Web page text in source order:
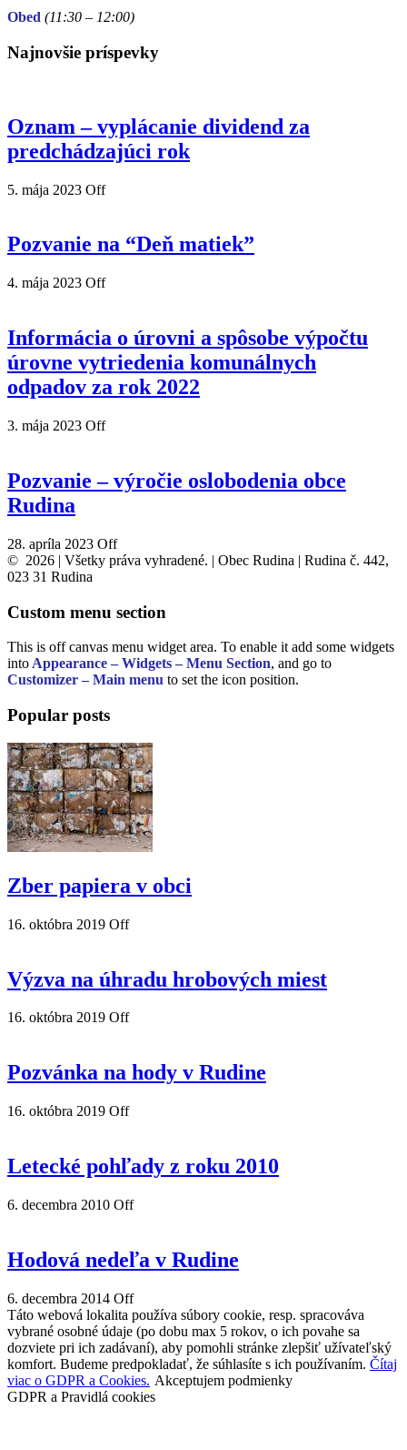
Obed (11:30 – 12:00)
Najnovšie príspevky
Oznam – vyplácanie dividend za
predchádzajúci rok
5. mája 2023 Off
Pozvanie na “Deň matiek”
4. mája 2023 Off
Informácia o úrovni a spôsobe výpočtu
úrovne vytriedenia komunálnych
odpadov za rok 2022
3. mája 2023 Off
Pozvanie – výročie oslobodenia obce
Rudina
28. apríla 2023 Off
© 2026 | Všetky práva vyhradené. | Obec Rudina | Rudina č. 442,
023 31 Rudina
Custom menu section
This is off canvas menu widget area. To enable it add some widgets
into Appearance – Widgets – Menu Section, and go to
Customizer – Main menu to set the icon position.
Popular posts
Zber papiera v obci
16. októbra 2019 Off
Výzva na úhradu hrobových miest
16. októbra 2019 Off
Pozvánka na hody v Rudine
16. októbra 2019 Off
Letecké pohľady z roku 2010
6. decembra 2010 Off
Hodová nedeľa v Rudine
6. decembra 2014 Off
Táto webová lokalita používa súbory cookie, resp. spracováva
vybrané osobné údaje (po dobu max 5 rokov, o ich povahe sa
dozviete pri ich zadávaní), aby pomohli stránke zlepšiť užívateľský
komfort. Budeme predpokladať, že súhlasíte s ich používaním. Čítaj
viac o GDPR a Cookies. Akceptujem podmienky
GDPR a Pravidlá cookies